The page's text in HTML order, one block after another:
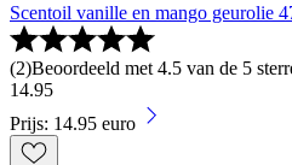
Scentoil vanille en mango geurolie
(2)Beoordeeld met 4.5 van de 5
14.95
Prijs: 14.95 euro